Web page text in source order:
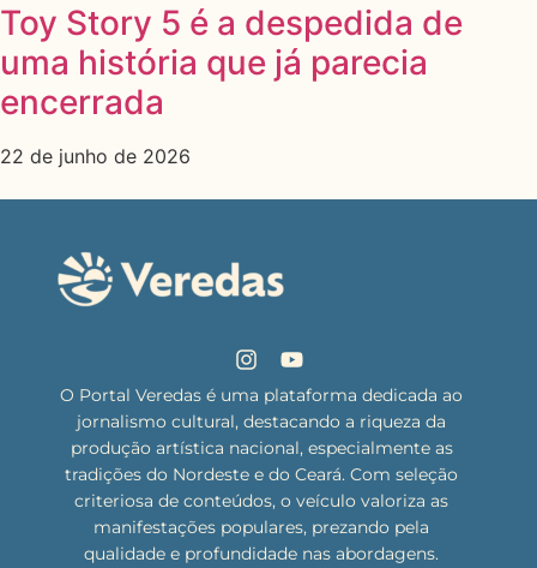
Toy Story 5 é a despedida de
uma história que já parecia
encerrada
22 de junho de 2026
O Portal Veredas é uma plataforma dedicada ao
jornalismo cultural, destacando a riqueza da
produção artística nacional, especialmente as
tradições do Nordeste e do Ceará. Com seleção
criteriosa de conteúdos, o veículo valoriza as
manifestações populares, prezando pela
qualidade e profundidade nas abordagens.